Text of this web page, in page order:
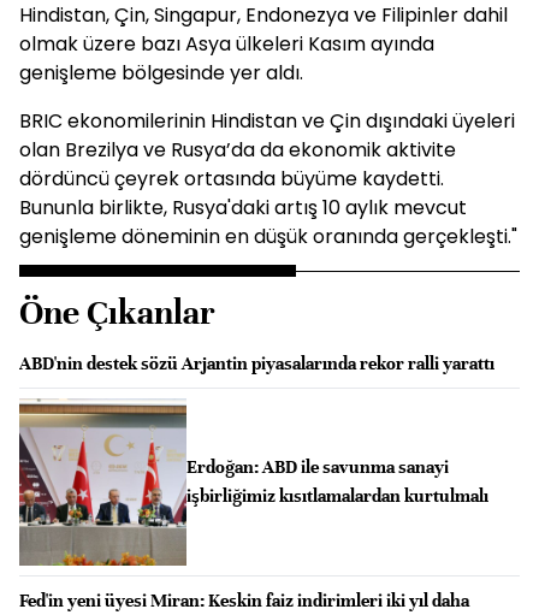
Hindistan, Çin, Singapur, Endonezya ve Filipinler dahil
olmak üzere bazı Asya ülkeleri Kasım ayında
genişleme bölgesinde yer aldı.
BRIC ekonomilerinin Hindistan ve Çin dışındaki üyeleri
olan Brezilya ve Rusya’da da ekonomik aktivite
dördüncü çeyrek ortasında büyüme kaydetti.
Bununla birlikte, Rusya'daki artış 10 aylık mevcut
genişleme döneminin en düşük oranında gerçekleşti."
Öne Çıkanlar
ABD'nin destek sözü Arjantin piyasalarında rekor ralli yarattı
Erdoğan: ABD ile savunma sanayi
işbirliğimiz kısıtlamalardan kurtulmalı
Fed'in yeni üyesi Miran: Keskin faiz indirimleri iki yıl daha